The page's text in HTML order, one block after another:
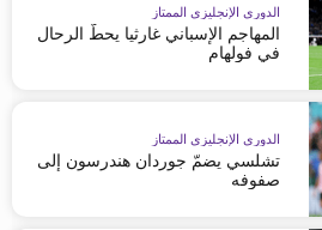
الدوري الإنجليزي الممتاز
المهاجم الإسباني غارثيا يحطّ الرحال
في فولهام
الدوري الإنجليزي الممتاز
تشلسي يضمّ جوردان هندرسون إلى
صفوفه